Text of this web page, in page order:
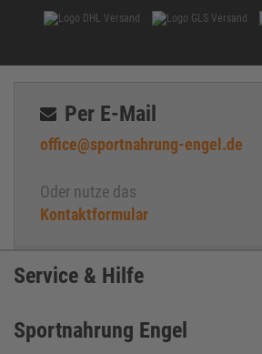
Per E-Mail
office@sportnahrung-engel.de
Oder nutze das
Kontaktformular
Service & Hilfe
Sportnahrung Engel